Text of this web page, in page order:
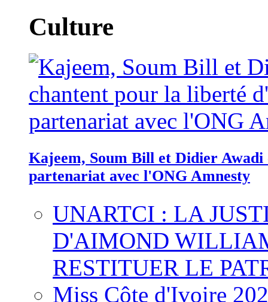
Culture
Kajeem, Soum Bill et Didier
partenariat avec l'ONG Amnesty
UNARTCI : LA
D'AIMOND
RESTITUER LE
Miss Côte d'Ivoire